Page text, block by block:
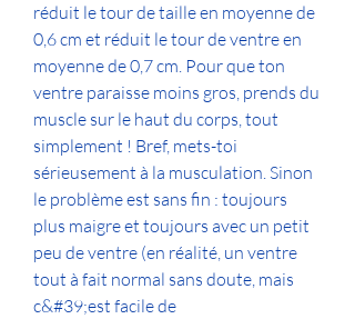
réduit le tour de taille en moyenne de
0,6 cm et réduit le tour de ventre en
moyenne de 0,7 cm. Pour que ton
ventre paraisse moins gros, prends du
muscle sur le haut du corps, tout
simplement ! Bref, mets-toi
sérieusement à la musculation. Sinon
le problème est sans fin : toujours
plus maigre et toujours avec un petit
peu de ventre (en réalité, un ventre
tout à fait normal sans doute, mais
c&#39;est facile de